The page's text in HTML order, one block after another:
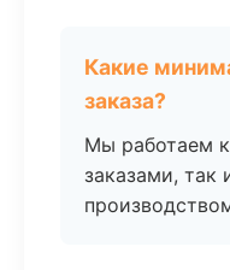
Какие
заказа?
Мы работаем
заказами, так